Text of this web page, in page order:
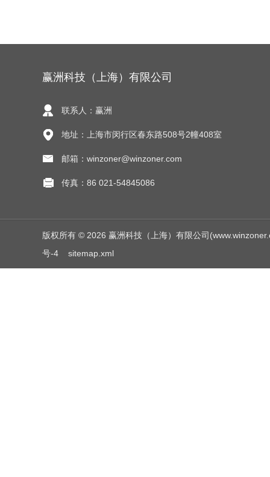
赢洲科技（上海）有限公司
联系人：赢洲
地址：上海市闵行区春东路508号2幢408室
邮箱：winzoner@winzoner.com
传真：86 021-54845086
版权所有 © 2026 赢洲科技（上海）有限公司
号-4
sitemap.xml